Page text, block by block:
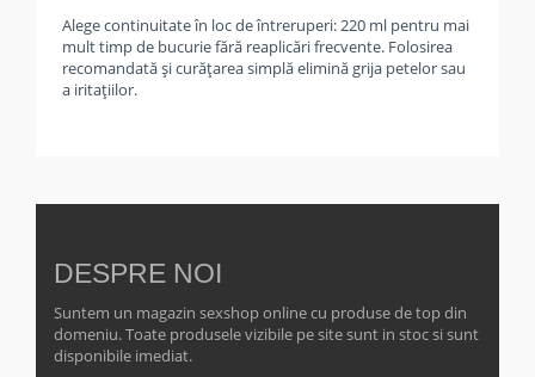
Alege continuitate în loc de întreruperi: 220 ml pentru mai
mult timp de bucurie fără reaplicări frecvente. Folosirea
recomandată și curățarea simplă elimină grija petelor sau
a iritațiilor.
DESPRE NOI
Suntem un magazin sexshop online cu produse de top din
domeniu. Toate produsele vizibile pe site sunt in stoc si sunt
disponibile imediat.